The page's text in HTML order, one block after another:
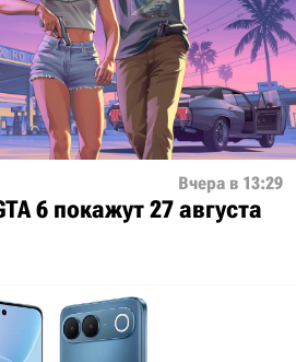
Вчера в 13:29
6 покажут 27 августа